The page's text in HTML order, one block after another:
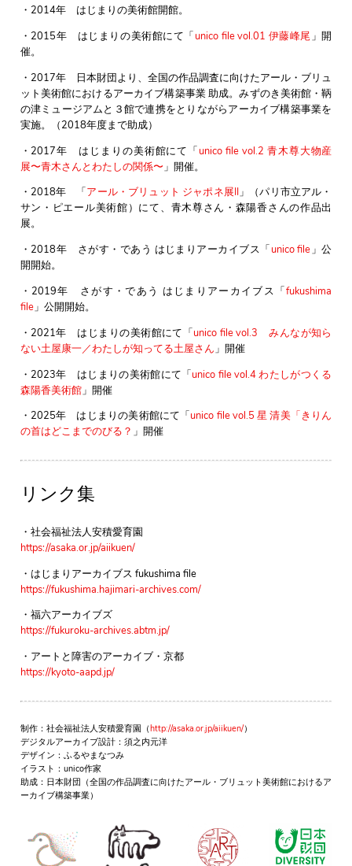
・2014年 はじまりの美術館開館。
・2015年 はじまりの美術館にて「unico file vol.01 伊藤峰尾」開
催。
・2017年 日本財団より、全国の作品調査に向けたアール・ブリュ
ット美術館におけるアーカイブ構築事業 助成。みずのき美術館・鞆
の津ミュージアムと３館で連携をとりながらアーカイブ構築事業を
実施。（2018年度まで助成）
・2017年 はじまりの美術館にて「unico file vol.2 青木尊大物産
展〜青木さんとわたしの関係〜」開催。
・2018年 「 アール・ブリュット ジャポネ展II」（パリ市立アル・
サン・ピエール美術館）にて、青木尊さん・森陽香さんの作品出
展。
・2018年 さがす・であう はじまりアーカイブス「unico file」公
開開始。
・2019年 さがす・であう はじまりアーカイブス「fukushima
file」公開開始。
・2021年 はじまりの美術館にて「unico file vol.3 みんなが知ら
ない土屋康一／わたしが知ってる土屋さん」開催
・2023年 はじまりの美術館にて「unico file vol.4 わたしがつくる
森陽香美術館」開催
・2025年 はじまりの美術館にて「 unico file vol.5 星 清美「きりん
の首はどこまでのびる？ 」開催
リンク集
・社会福祉法人安積愛育園
https://asaka.or.jp/aiikuen/
・はじまりアーカイブス fukushima file
https://fukushima.hajimari-archives.com/
・福六アーカイブズ
https://fukuroku-archives.abtm.jp/
・アートと障害のアーカイブ・京都
https://kyoto-aapd.jp/
制作：社会福祉法人安積愛育園（http://asaka.or.jp/aiikuen/）
デジタルアーカイブ設計：須之内元洋
デザイン：ふるやまなつみ
イラスト：unico作家
助成：日本財団（全国の作品調査に向けたアール・ブリュット美術館におけるア
ーカイブ構築事業）